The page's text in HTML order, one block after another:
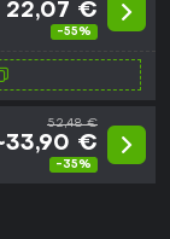
22,07 €
-55%
52,48 €
€
-35%